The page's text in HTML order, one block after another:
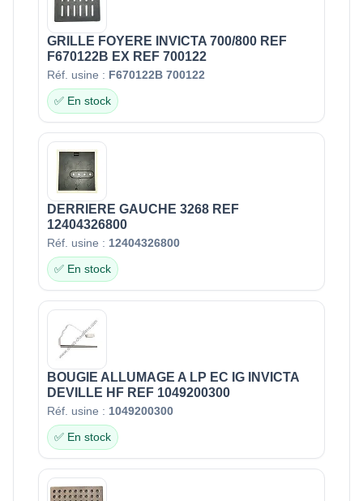
GRILLE FOYERE INVICTA 700/800 REF
F670122B EX REF 700122
Réf. usine : F670122B 700122
✅ En stock
DERRIERE GAUCHE 3268 REF
12404326800
Réf. usine : 12404326800
✅ En stock
BOUGIE ALLUMAGE A LP EC IG INVICTA
DEVILLE HF REF 1049200300
Réf. usine : 1049200300
✅ En stock